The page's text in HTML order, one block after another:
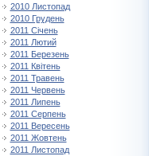
2010 Листопад
2010 Грудень
2011 Січень
2011 Лютий
2011 Березень
2011 Квітень
2011 Травень
2011 Червень
2011 Липень
2011 Серпень
2011 Вересень
2011 Жовтень
2011 Листопад